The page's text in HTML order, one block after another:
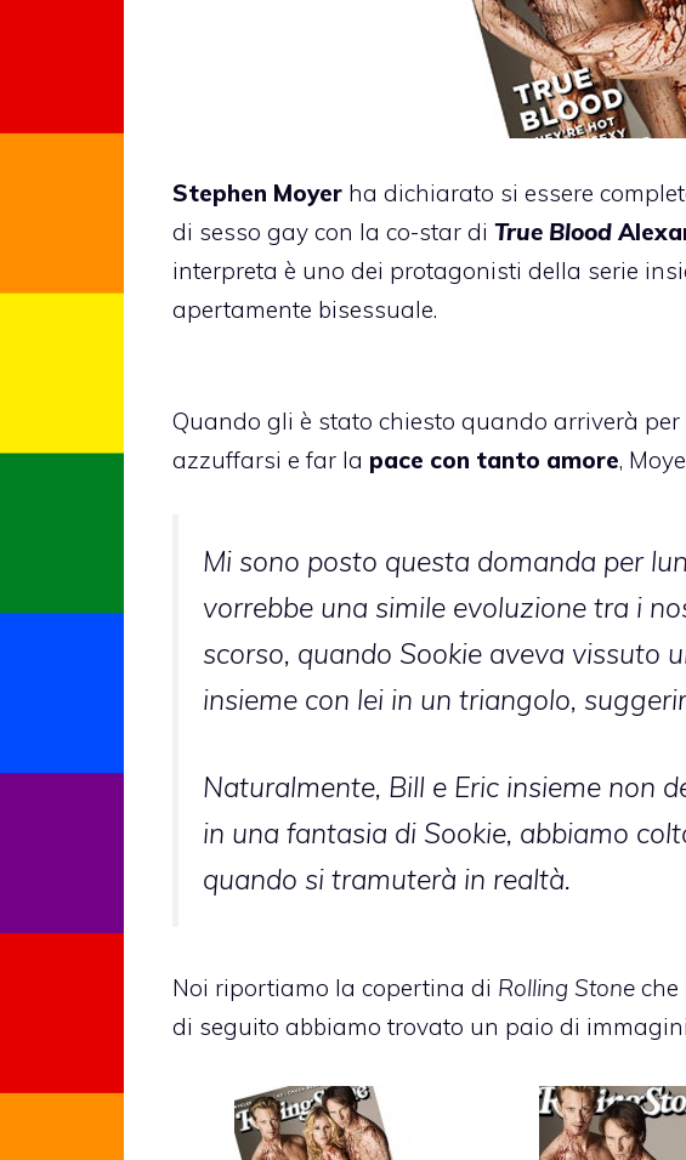
Stephen Moyer ha dichiarato si essere
di sesso gay con la co-star di True Blood
interpreta è uno dei protagonisti della serie
apertamente bisessuale.
Quando gli è stato chiesto quando arriverà
azzuffarsi e far la pace con tanto amore,
Mi sono posto questa domanda per
vorrebbe una simile evoluzione tra i
scorso, quando Sookie aveva vissuto
insieme con lei in un triangolo,
Naturalmente, Bill e Eric insieme non
in una fantasia di Sookie, abbiamo
quando si tramuterà in realtà.
Noi riportiamo la copertina di Rolling Stone
di seguito abbiamo trovato un paio di